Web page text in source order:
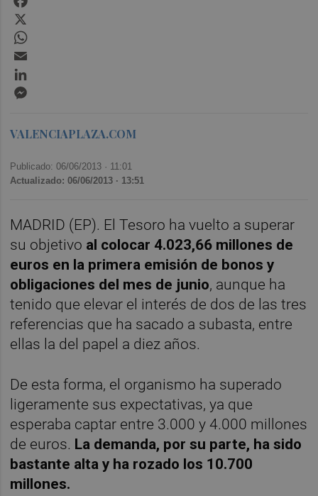
VALENCIAPLAZA.COM
Publicado: 06/06/2013 · 11:01
Actualizado: 06/06/2013 · 13:51
MADRID (EP). El Tesoro ha vuelto a superar
su objetivo al colocar 4.023,66 millones de
euros en la primera emisión de bonos y
obligaciones del mes de junio, aunque ha
tenido que elevar el interés de dos de las tres
referencias que ha sacado a subasta, entre
ellas la del papel a diez años.
De esta forma, el organismo ha superado
ligeramente sus expectativas, ya que
esperaba captar entre 3.000 y 4.000 millones
de euros. La demanda, por su parte, ha sido
bastante alta y ha rozado los 10.700
millones.